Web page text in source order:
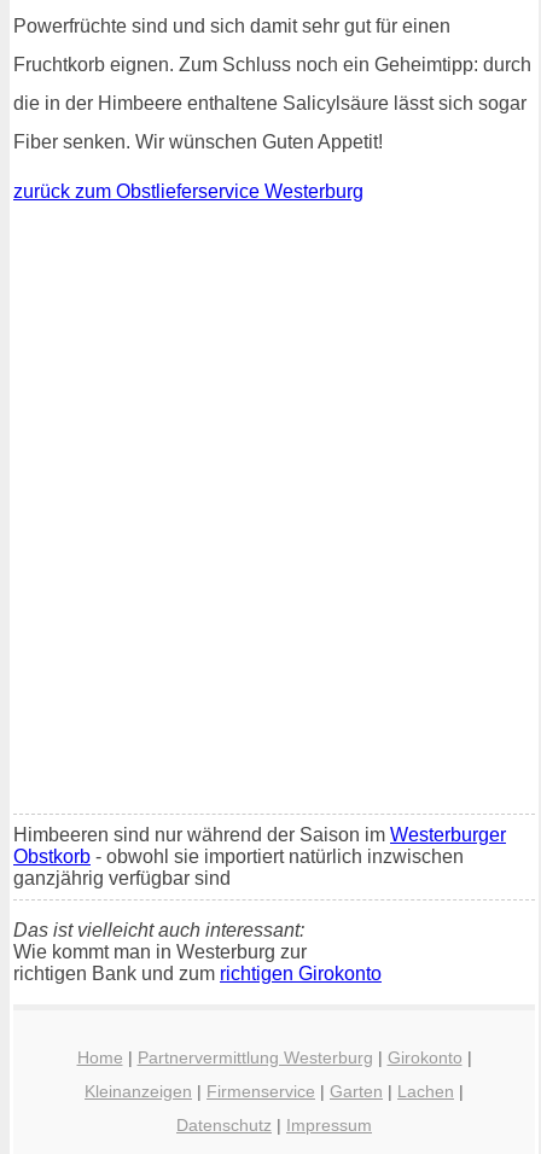
Powerfrüchte sind und sich damit sehr gut für einen
Fruchtkorb eignen. Zum Schluss noch ein Geheimtipp: durch
die in der Himbeere enthaltene Salicylsäure lässt sich sogar
Fiber senken. Wir wünschen Guten Appetit!
zurück zum Obstlieferservice Westerburg
Himbeeren sind nur während der Saison im Westerburger
Obstkorb - obwohl sie importiert natürlich inzwischen
ganzjährig verfügbar sind
Das ist vielleicht auch interessant:
Wie kommt man in Westerburg zur
richtigen Bank und zum richtigen Girokonto
Home | Partnervermittlung Westerburg | Girokonto |
Kleinanzeigen | Firmenservice | Garten | Lachen |
Datenschutz | Impressum